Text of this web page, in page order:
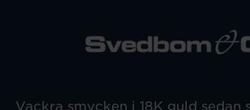
Vackra smycken i 18K guld sedan